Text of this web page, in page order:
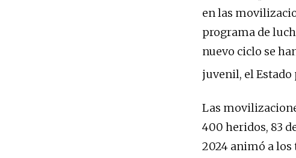
en las
programa de
nuevo ciclo se
juvenil, el Estado
Las
400 heridos, 83
2024 animó a los